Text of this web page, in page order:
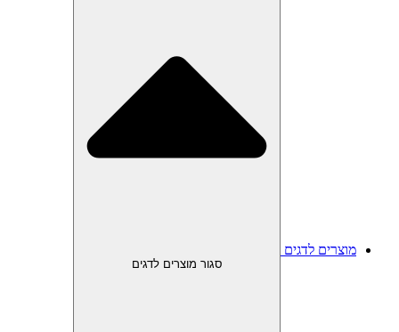
מוצרים לדגים
סגור מוצרים לדגים